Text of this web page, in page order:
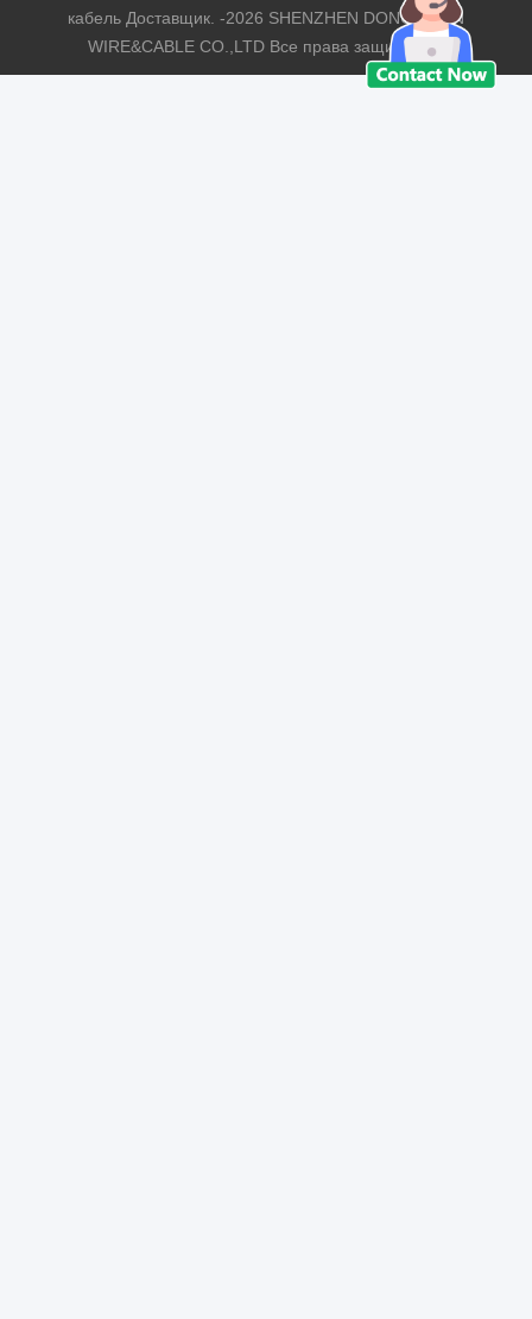
кабель Доставщик. -2026 SHENZHEN DONGJIAXIN
WIRE&CABLE CO.,LTD Все права защищены.